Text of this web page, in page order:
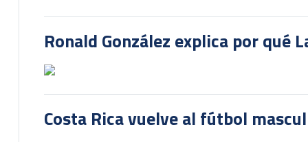
Ronald González explica por qué
Costa Rica vuelve al fútbol